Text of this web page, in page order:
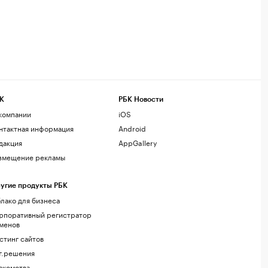
информация
рекламы
продукты РБК
для бизнеса
регистратор
сайтов
РБК Новости
iOS
Android
AppGallery